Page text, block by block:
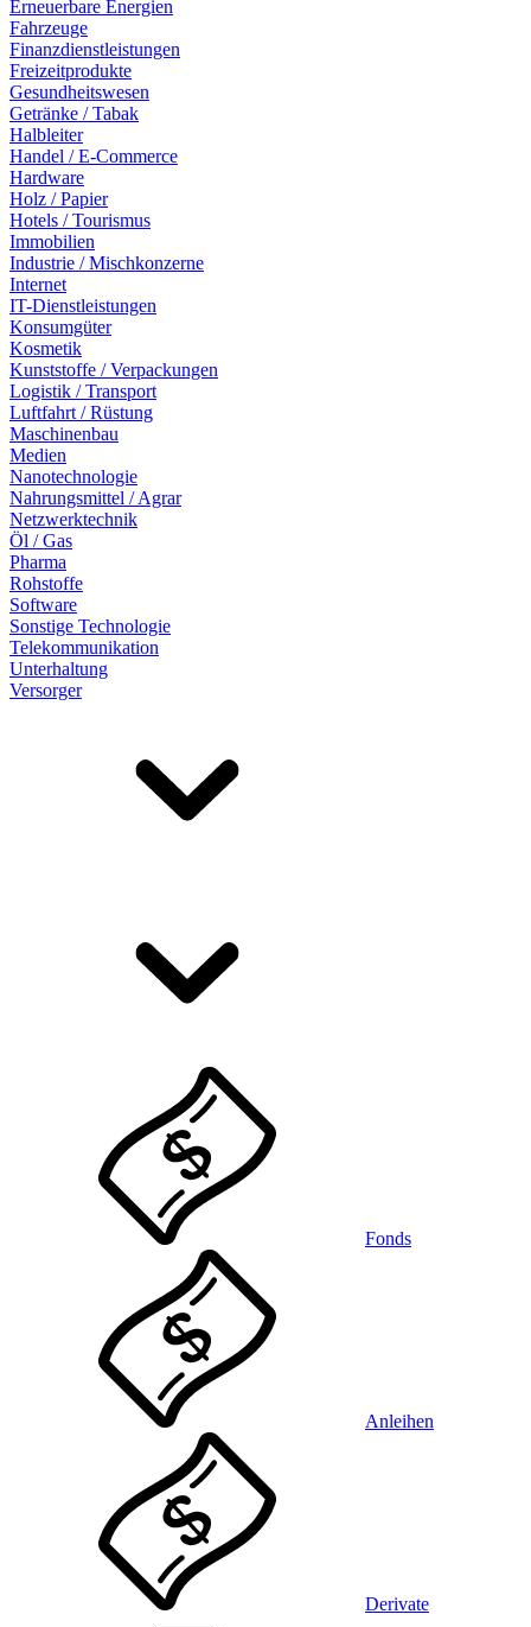
Erneuerbare Energien
Fahrzeuge
Finanzdienstleistungen
Freizeitprodukte
Gesundheitswesen
Getränke / Tabak
Halbleiter
Handel / E-Commerce
Hardware
Holz / Papier
Hotels / Tourismus
Immobilien
Industrie / Mischkonzerne
Internet
IT-Dienstleistungen
Konsumgüter
Kosmetik
Kunststoffe / Verpackungen
Logistik / Transport
Luftfahrt / Rüstung
Maschinenbau
Medien
Nanotechnologie
Nahrungsmittel / Agrar
Netzwerktechnik
Öl / Gas
Pharma
Rohstoffe
Software
Sonstige Technologie
Telekommunikation
Unterhaltung
Versorger
Fonds
Anleihen
Derivate